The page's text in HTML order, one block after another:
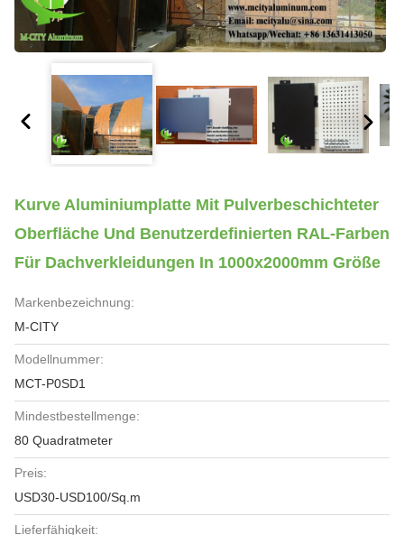
Kurve Aluminiumplatte Mit Pulverbeschichteter
Oberfläche Und Benutzerdefinierten RAL-Farben
Für Dachverkleidungen In 1000x2000mm Größe
Markenbezeichnung:
M-CITY
Modellnummer:
MCT-P0SD1
Mindestbestellmenge:
80 Quadratmeter
Preis:
USD30-USD100/Sq.m
Lieferfähigkeit: